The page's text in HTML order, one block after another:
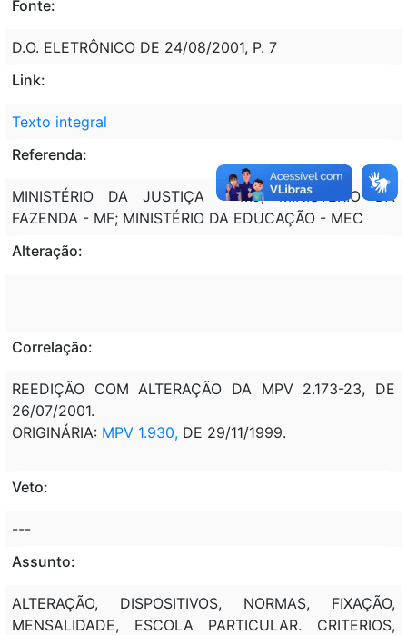
Fonte:
D.O. ELETRÔNICO DE 24/08/2001, P. 7
Link:
Texto integral
Referenda:
MINISTÉRIO DA JUSTIÇA - MJ; MINISTÉRIO DA
FAZENDA - MF; MINISTÉRIO DA EDUCAÇÃO - MEC
Alteração:
Correlação:
REEDIÇÃO COM ALTERAÇÃO DA MPV 2.173-23, DE
26/07/2001.
ORIGINÁRIA: MPV 1.930, DE 29/11/1999.
Veto:
---
Assunto:
ALTERAÇÃO, DISPOSITIVOS, NORMAS, FIXAÇÃO,
MENSALIDADE, ESCOLA PARTICULAR. CRITERIOS,